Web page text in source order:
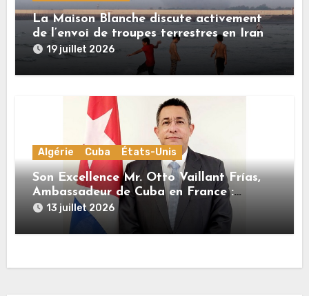
La Maison Blanche discute activement
de l’envoi de troupes terrestres en Iran
19 juillet 2026
Algérie Cuba États-Unis
Son Excellence Mr. Otto Vaillant Frías,
Ambassadeur de Cuba en France :
« Cuba et l’Algérie sont unies par une
histoire commune de lutte pour
l’indépendance, la dignité et la justice
13 juillet 2026